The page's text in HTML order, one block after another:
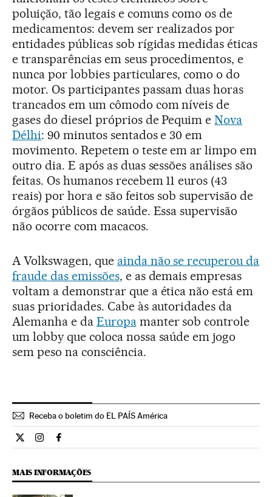
poluição, tão legais e comuns como os de
medicamentos: devem ser realizados por
entidades públicas sob rígidas medidas éticas
e transparências em seus procedimentos, e
nunca por lobbies particulares, como o do
motor. Os participantes passam duas horas
trancados em um cômodo com níveis de
gases do diesel próprios de Pequim eNova
Délhi: 90 minutos sentados e 30 em
movimento. Repetem o teste em ar limpo em
outro dia. E após as duas sessões análises são
feitas. Os humanos recebem 11 euros (43
reais) por hora e são feitos sob supervisão de
órgãos públicos de saúde. Essa supervisão
não ocorre com macacos.
A Volkswagen, que ainda não se recuperou da
fraude das emissões, e as demais empresas
voltam a demonstrar que a ética não está em
suas prioridades. Cabe às autoridades da
Alemanha e da Europamanter sob controle
um lobby que coloca nossa saúde em jogo
sem peso na consciência.
Receba o boletim do EL PAÍS América
Opiniao El País Brasil en Twitter
Opiniao El País Brasil en Instagram
Opiniao El País Brasil en Facebook
MAIS INFORMAÇÕES